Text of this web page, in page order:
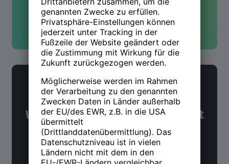
Kontakt aufnehmen
NWX Newsletter
Was Du über Arbeit und Zukunft
wissen möchtest. Alle 14 Tage.